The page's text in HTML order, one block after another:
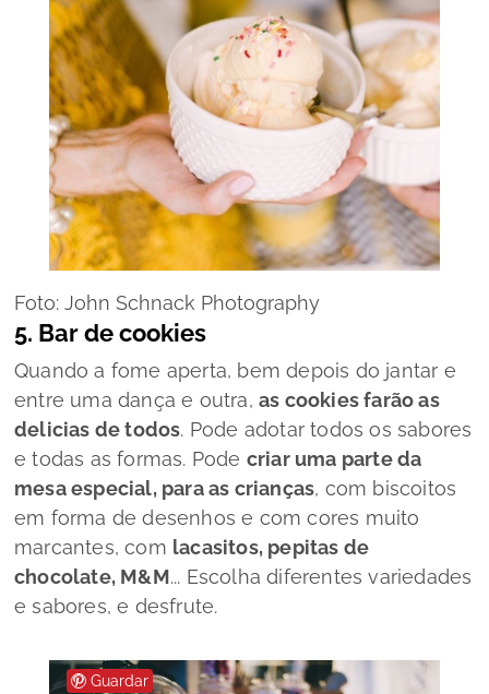
Foto: John Schnack Photography
5. Bar de cookies
Quando a fome aperta, bem depois do jantar e
entre uma dança e outra, as cookies farão as
delicias de todos. Pode adotar todos os sabores
e todas as formas. Pode criar uma parte da
mesa especial, para as crianças, com biscoitos
em forma de desenhos e com cores muito
marcantes, com lacasitos, pepitas de
chocolate, M&M... Escolha diferentes variedades
e sabores, e desfrute.
Guardar